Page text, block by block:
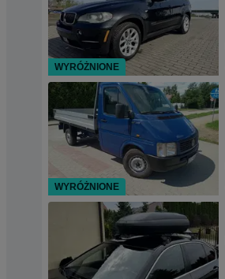
WYRÓŻNIONE
WYRÓŻNIONE